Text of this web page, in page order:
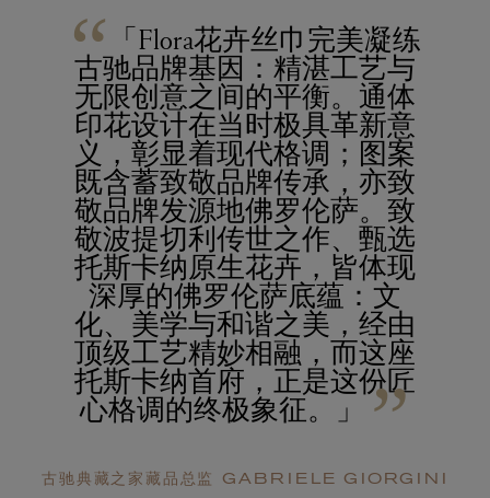
“ 「Flora花卉丝巾完美凝练
古驰品牌基因：精湛工艺与
无限创意之间的平衡。通体
印花设计在当时极具革新意
义，彰显着现代格调；图案
既含蓄致敬品牌传承，亦致
敬品牌发源地佛罗伦萨。致
敬波提切利传世之作、甄选
托斯卡纳原生花卉，皆体现
深厚的佛罗伦萨底蕴：文
化、美学与和谐之美，经由
顶级工艺精妙相融，而这座
托斯卡纳首府，正是这份匠
心格调的终极象征。」 ”
古驰典藏之家藏品总监 GABRIELE GIORGINI